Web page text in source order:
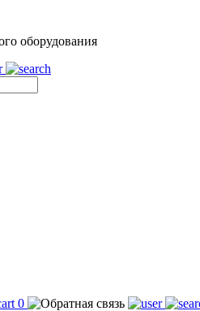
оборудования
0